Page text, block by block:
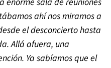
ahí nos miramos a
el desconcierto hasta
Allá afuera, una
Ya sabíamos que el